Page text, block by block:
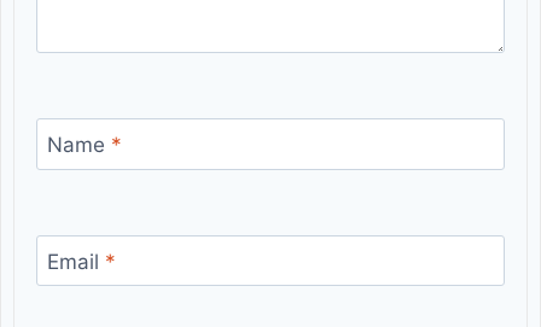
Name *
Email *